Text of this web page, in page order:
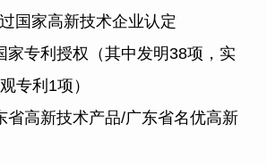
国家高新技术企业认定
家专利授权（其中发明38项，实
专利1项）
高新技术产品/广东省名优高新